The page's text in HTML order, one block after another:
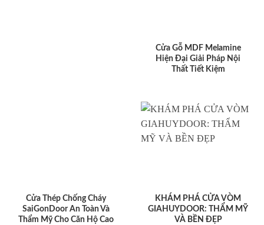
Cửa Gỗ MDF Melamine
Hiện Đại Giải Pháp Nội
Thất Tiết Kiệm
Cửa Thép Chống Cháy
SaiGonDoor An Toàn Và
Thẩm Mỹ Cho Căn Hộ Cao
KHÁM PHÁ CỬA VÒM
GIAHUYDOOR: THẨM MỸ
VÀ BỀN ĐẸP